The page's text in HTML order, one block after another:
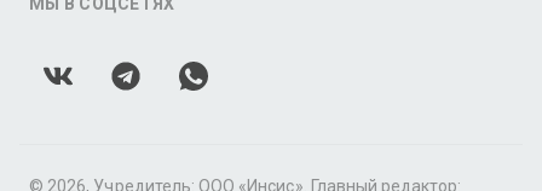
© 2026, Учредитель: ООО «Инсис». Главный редактор: